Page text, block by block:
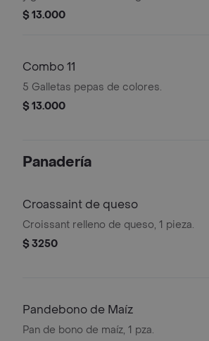
$ 13.000
Combo 11
5 Galletas pepas de colores.
$ 13.000
Panadería
Croassaint de queso
Croissant relleno de queso, 1 pieza.
$ 3250
Pandebono de Maíz
Pan de bono de maíz, 1 pza.